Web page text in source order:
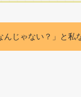
んじゃない？」と私